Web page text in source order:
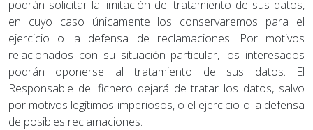
podrán solicitar la limitación del tratamiento de sus datos,
en cuyo caso únicamente los conservaremos para el
ejercicio o la defensa de reclamaciones. Por motivos
relacionados con su situación particular, los interesados
podrán oponerse al tratamiento de sus datos. El
Responsable del fichero dejará de tratar los datos, salvo
por motivos legítimos imperiosos, o el ejercicio o la defensa
de posibles reclamaciones.